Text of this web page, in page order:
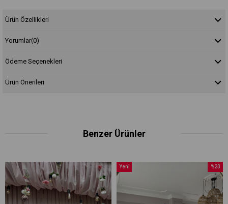
Ürün Özellikleri
Yorumlar(0)
Ödeme Seçenekleri
Ürün Önerileri
Benzer Ürünler
Yeni
Ürün